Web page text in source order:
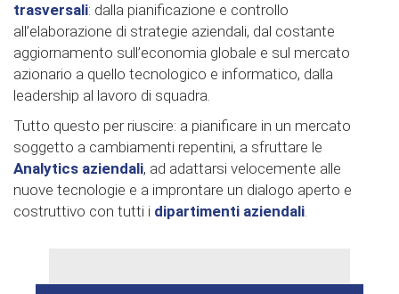
trasversali: dalla pianificazione e controllo
all’elaborazione di strategie aziendali, dal costante
aggiornamento sull’economia globale e sul mercato
azionario a quello tecnologico e informatico, dalla
leadership al lavoro di squadra.
Tutto questo per riuscire: a pianificare in un mercato
soggetto a cambiamenti repentini, a sfruttare le
Analytics aziendali, ad adattarsi velocemente alle
nuove tecnologie e a improntare un dialogo aperto e
costruttivo con tutti i dipartimenti aziendali.